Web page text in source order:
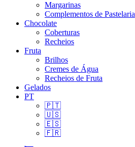
Margarinas
Complementos de Pastelaria
Chocolate
Coberturas
Recheios
Fruta
Brilhos
Cremes de Água
Recheios de Fruta
Gelados
PT
🇵🇹
🇺🇸
🇪🇸
🇫🇷